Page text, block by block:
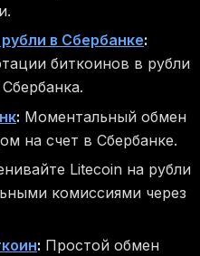
в Сбербанке:
биткоинов в рубли
: Моментальный обмен
на счет в Сбербанке.
Litecoin на рубли
комиссиями через
: Простой обмен